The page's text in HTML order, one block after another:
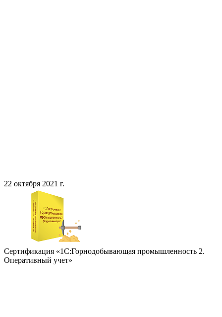
22 октября 2021 г.
Сертификация «1С:Горнодобывающая промышленность 2.
Оперативный учет»